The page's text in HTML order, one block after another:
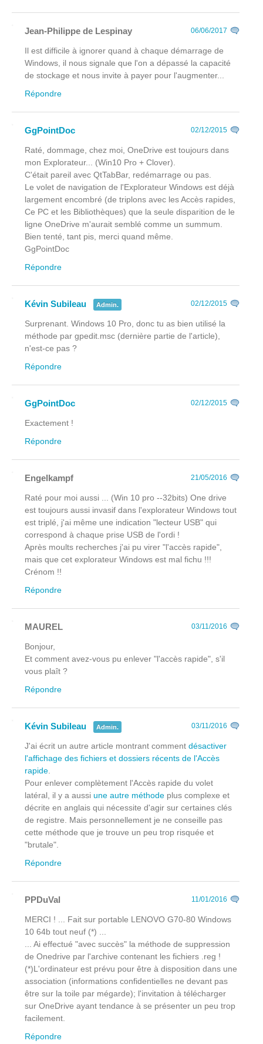
Jean-Philippe de Lespinay 06/06/2017
Il est difficile à ignorer quand à chaque démarrage de
Windows, il nous signale que l'on a dépassé la capacité
de stockage et nous invite à payer pour l'augmenter...
Répondre
GgPointDoc 02/12/2015
Raté, dommage, chez moi, OneDrive est toujours dans
mon Explorateur... (Win10 Pro + Clover).
C'était pareil avec QtTabBar, redémarrage ou pas.
Le volet de navigation de l'Explorateur Windows est déjà
largement encombré (de triplons avec les Accès rapides,
Ce PC et les Bibliothèques) que la seule disparition de le
ligne OneDrive m'aurait semblé comme un summum.
Bien tenté, tant pis, merci quand même.
GgPointDoc
Répondre
Kévin Subileau Admin. 02/12/2015
Surprenant. Windows 10 Pro, donc tu as bien utilisé la
méthode par gpedit.msc (dernière partie de l'article),
n'est-ce pas ?
Répondre
GgPointDoc 02/12/2015
Exactement !
Répondre
Engelkampf 21/05/2016
Raté pour moi aussi ... (Win 10 pro --32bits) One drive
est toujours aussi invasif dans l'explorateur Windows tout
est triplé, j'ai même une indication "lecteur USB" qui
correspond à chaque prise USB de l'ordi !
Après moults recherches j'ai pu virer "l'accès rapide",
mais que cet explorateur Windows est mal fichu !!!
Crénom !!
Répondre
MAUREL 03/11/2016
Bonjour,
Et comment avez-vous pu enlever "l'accès rapide", s'il
vous plaît ?
Répondre
Kévin Subileau Admin. 03/11/2016
J'ai écrit un autre article montrant comment désactiver
l'affichage des fichiers et dossiers récents de l'Accès
rapide.
Pour enlever complètement l'Accès rapide du volet
latéral, il y a aussi une autre méthode plus complexe et
décrite en anglais qui nécessite d'agir sur certaines clés
de registre. Mais personnellement je ne conseille pas
cette méthode que je trouve un peu trop risquée et
"brutale".
Répondre
PPDuVal 11/01/2016
MERCI ! ... Fait sur portable LENOVO G70-80 Windows
10 64b tout neuf (*) ...
... Ai effectué "avec succès" la méthode de suppression
de Onedrive par l'archive contenant les fichiers .reg !
(*)L'ordinateur est prévu pour être à disposition dans une
association (informations confidentielles ne devant pas
être sur la toile par mégarde); l'invitation à télécharger
sur OneDrive ayant tendance à se présenter un peu trop
facilement.
Répondre